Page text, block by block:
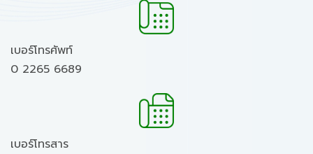
เบอร์โทรศัพท์
0 2265 6689
เบอร์โทรสาร